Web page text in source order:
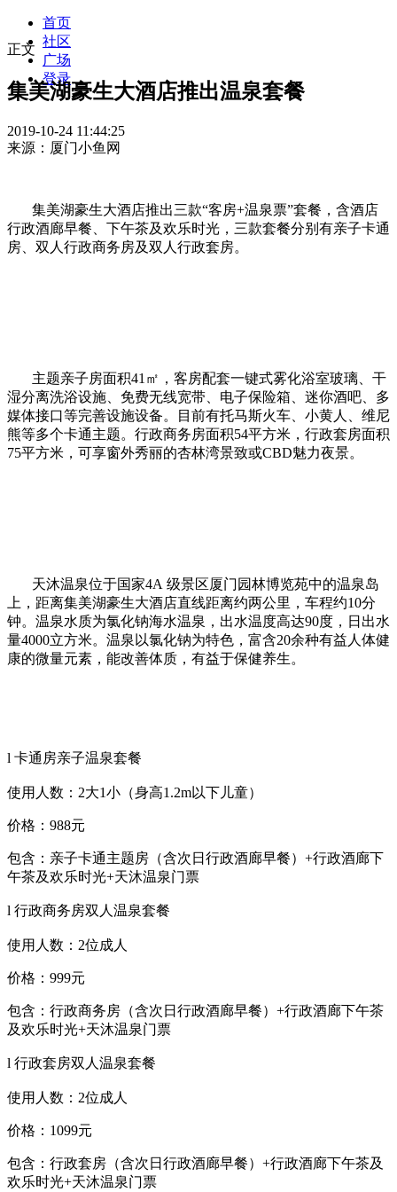
首页
社区
广场
登录
正文
集美湖豪生大酒店推出温泉套餐
2019-10-24 11:44:25
来源：厦门小鱼网
集美湖豪生大酒店推出三款“客房+温泉票”套餐，含酒店
行政酒廊早餐、下午茶及欢乐时光，三款套餐分别有亲子卡通
房、双人行政商务房及双人行政套房。
主题亲子房面积41 ㎡，客房配套一键式雾化浴室玻璃、干
湿分离洗浴设施、免费无线宽带、电子保险箱、迷你酒吧、多
媒体接口等完善设施设备。目前有托马斯火车、小黄人、维尼
熊等多个卡通主题。行政商务房面积54平方米，行政套房面积
75平方米，可享窗外秀丽的杏林湾景致或CBD魅力夜景。
天沐温泉位于国家4A 级景区厦门园林博览苑中的温泉岛
上，距离集美湖豪生大酒店直线距离约两公里，车程约10分
钟。温泉水质为氯化钠海水温泉，出水温度高达90度，日出水
量4000立方米。温泉以氯化钠为特色，富含20余种有益人体健
康的微量元素，能改善体质，有益于保健养生。
l 卡通房亲子温泉套餐
使用人数： 2大1小（身高1.2m以下儿童）
价格： 988元
包含：亲子卡通主题房（含次日行政酒廊早餐） +行政酒廊下
午茶及欢乐时光+天沐温泉门票
l 行政商务房双人温泉套餐
使用人数： 2位成人
价格： 999元
包含：行政商务房（含次日行政酒廊早餐） +行政酒廊下午茶
及欢乐时光+天沐温泉门票
l 行政套房双人温泉套餐
使用人数： 2位成人
价格： 1099元
包含：行政套房（含次日行政酒廊早餐） +行政酒廊下午茶及
欢乐时光+天沐温泉门票